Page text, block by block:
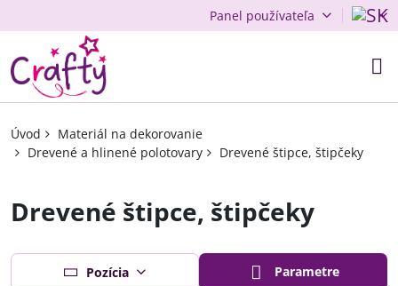
Panel používateľa
Úvod
Materiál na dekorovanie
Drevené a hlinené polotovary
Drevené štipce, štipčeky
Drevené štipce, štipčeky
Pozícia Parametre